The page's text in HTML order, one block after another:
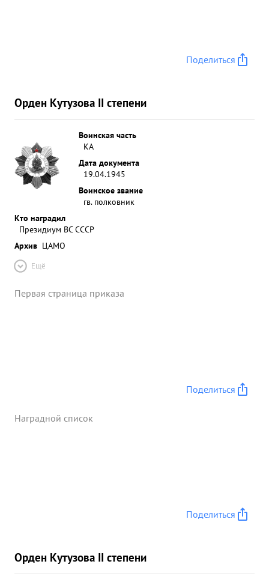
Поделиться
Орден Кутузова II степени
Воинская часть
КА
Дата документа
19.04.1945
Воинское звание
гв. полковник
Кто наградил
Президиум ВС СССР
Архив ЦАМО
Ещё
Первая страница приказа
Поделиться
Наградной список
Поделиться
Орден Кутузова II степени